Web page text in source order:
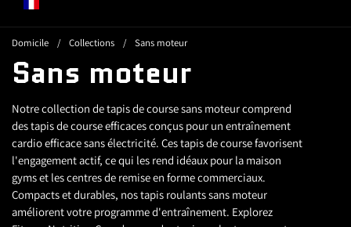
Domicile / Collections / Sans moteur
Sans moteur
Notre collection de tapis de course sans moteur comprend
des tapis de course efficaces conçus pour un entraînement
cardio efficace sans électricité. Ces tapis de course favorisent
l'engagement actif, ce qui les rend idéaux pour la maison
gyms et les centres de remise en forme commerciaux.
Compacts et durables, nos tapis roulants sans moteur
améliorent votre programme d'entraînement. Explorez